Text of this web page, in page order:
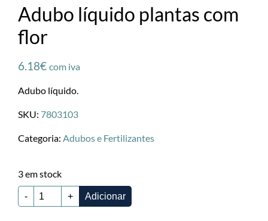
Adubo líquido plantas com
flor
6.18€ com iva
Adubo líquido.
SKU: 7803103
Categoria: Adubos e Fertilizantes
3 em stock
- + Adicionar